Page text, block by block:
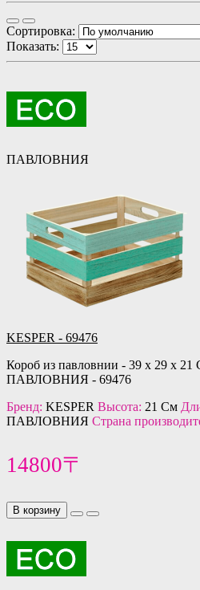
Сортировка:
Показать:
ПАВЛОВНИЯ
KESPER - 69476
Короб из павловнии - 39 x 29 x 21
ПАВЛОВНИЯ - 69476
Бренд: KESPER Высота: 21 См
ПАВЛОВНИЯ Страна
14800〒
В корзину